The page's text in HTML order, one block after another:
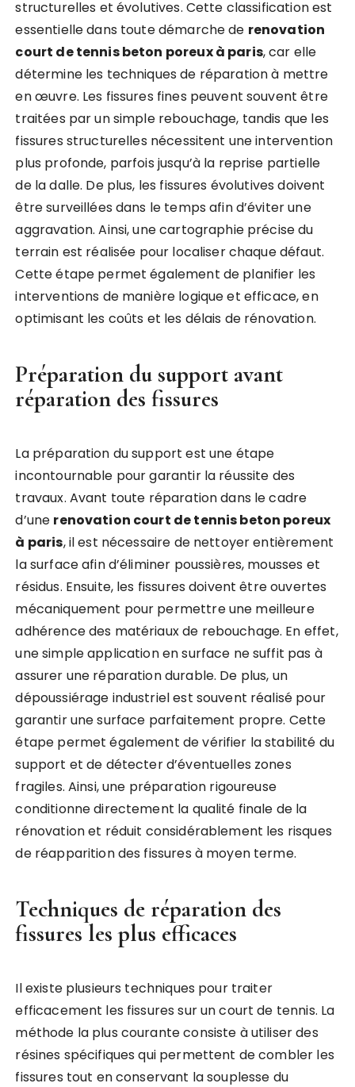
structurelles et évolutives. Cette classification est
essentielle dans toute démarche de renovation
court de tennis beton poreux à paris, car elle
détermine les techniques de réparation à mettre
en œuvre. Les fissures fines peuvent souvent être
traitées par un simple rebouchage, tandis que les
fissures structurelles nécessitent une intervention
plus profonde, parfois jusqu’à la reprise partielle
de la dalle. De plus, les fissures évolutives doivent
être surveillées dans le temps afin d’éviter une
aggravation. Ainsi, une cartographie précise du
terrain est réalisée pour localiser chaque défaut.
Cette étape permet également de planifier les
interventions de manière logique et efficace, en
optimisant les coûts et les délais de rénovation.
Préparation du support avant
réparation des fissures
La préparation du support est une étape
incontournable pour garantir la réussite des
travaux. Avant toute réparation dans le cadre
d’une renovation court de tennis beton poreux
à paris, il est nécessaire de nettoyer entièrement
la surface afin d’éliminer poussières, mousses et
résidus. Ensuite, les fissures doivent être ouvertes
mécaniquement pour permettre une meilleure
adhérence des matériaux de rebouchage. En effet,
une simple application en surface ne suffit pas à
assurer une réparation durable. De plus, un
dépoussiérage industriel est souvent réalisé pour
garantir une surface parfaitement propre. Cette
étape permet également de vérifier la stabilité du
support et de détecter d’éventuelles zones
fragiles. Ainsi, une préparation rigoureuse
conditionne directement la qualité finale de la
rénovation et réduit considérablement les risques
de réapparition des fissures à moyen terme.
Techniques de réparation des
fissures les plus efficaces
Il existe plusieurs techniques pour traiter
efficacement les fissures sur un court de tennis. La
méthode la plus courante consiste à utiliser des
résines spécifiques qui permettent de combler les
fissures tout en conservant la souplesse du